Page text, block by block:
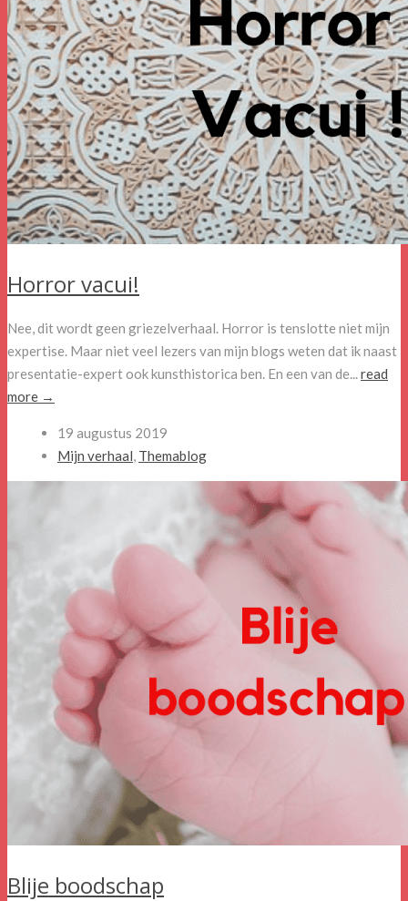
Horror vacui!
Nee, dit wordt geen griezelverhaal. Horror is tenslotte niet mijn
expertise. Maar niet veel lezers van mijn blogs weten dat ik naast
presentatie-expert ook kunsthistorica ben. En een van de...read
more →
19 augustus 2019
Mijn verhaal, Themablog
Blije boodschap